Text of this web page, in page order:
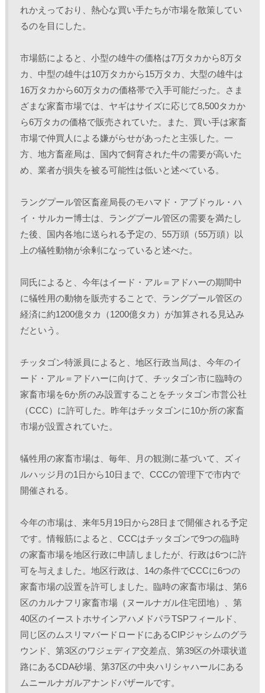
れかえっており、熱心な買い手たちが市場を散策してい
るのを目にした。
市場筋によると、小型の雄牛の価格は7万タカから8万タ
カ、中型の雄牛は10万タカから15万タカ、大型の雄牛は
16万タカから60万タカの価格帯で入手可能だった。さま
ざまな家畜市場では、ヤギはサイズに応じて8,500タカか
ら6万タカの価格で販売されていた。また、買い手は家畜
市場で仲買人による嫌がらせがあったと主張した。一
方、地方畜産局は、国内で飼育された牛の需要が高いた
め、業者が損失を被る可能性は低いと述べている。
ラングプール管区畜産局長のモハマド・アブドゥル・ハ
イ・サルカー博士は、ラングプール管区の需要を満たし
た後、国内各地に送られる予定の、55万頭（55万頭）以
上の犠牲動物が余剰になっていると述べた。
同氏によると、今年はイード・アル＝アドハーの期間中
に犠牲用の動物を販売することで、ラングプール管区の
経済に約1200億タカ（1200億タカ）が加算される見込み
だという。
チッタゴン特派員によると、地区行政当局は、今年のイ
ード・アル＝アドハーに向けて、チッタゴン市に臨時の
家畜市場を6か所のみ設置することをチッタゴン市営公社
（CCC）に許可した。昨年はチッタゴンに10か所の家畜
市場が設置されていた。
犠牲用の家畜市場は、毎年、月の観測に基づいて、ズィ
ルハッジ月の1日から10日まで、CCCの管理下で市内で
開催される。
今年の市場は、来年5月19日から28日まで開催される予定
です。情報筋によると、CCCはチッタゴンで9つの臨時
の家畜市場を地区行政に申請しましたが、行政は6つに許
可を与えました。地区行政は、14の条件でCCCに6つの
家畜市場の設置を許可しました。臨時の家畜市場は、第6
区のカルナフリ家畜市場（ヌールナガル住宅団地）、第
40区のイーストホサインアハメドパラTSPフィールド、
同じ区のムスリマバードロードにあるCIPジャシムのグラ
ウンド、第3区のワジェディア交差点、第39区の外環状道
路にあるCDA砂場、第37区の中央ハリシャハールにある
ムニールナガルアナンドバザールです。